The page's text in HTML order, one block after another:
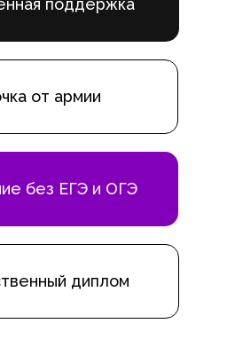
диплом
от армии
поддержка
без ЕГЭ и ОГЭ